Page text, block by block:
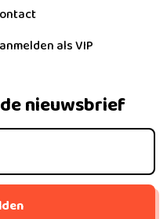
als VIP
nieuwsbrief